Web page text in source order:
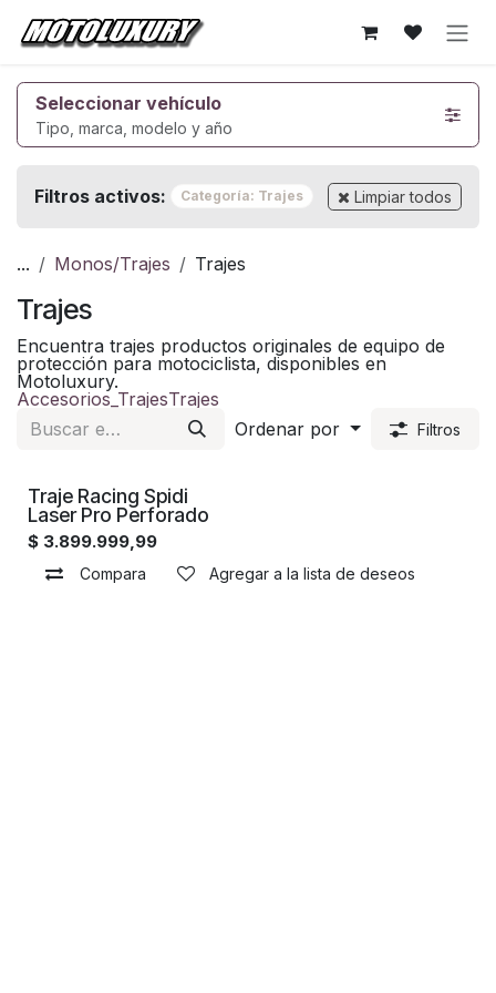
Ir al contenido
Seleccionar vehículo
Tipo, marca, modelo y año
Filtros activos: Categoría: Trajes Limpiar todos
... Monos/Trajes Trajes
Trajes
Encuentra trajes productos originales de equipo de
protección para motociclista, disponibles en
Motoluxury.
Accesorios_TrajesTrajes
Ordenar por
Filtros
Traje Racing Spidi
Laser Pro Perforado
$ 3.899.999,99
Compara Agregar a la lista de deseos